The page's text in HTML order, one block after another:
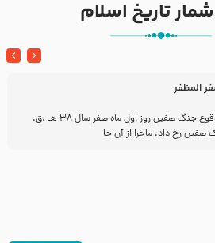
تاریخ اسلام
1ـ وقوع جنگ صفین روز اول ماه صفر سال 38 هـ .ق.
صفین رخ داد. ماجرا از آن جا